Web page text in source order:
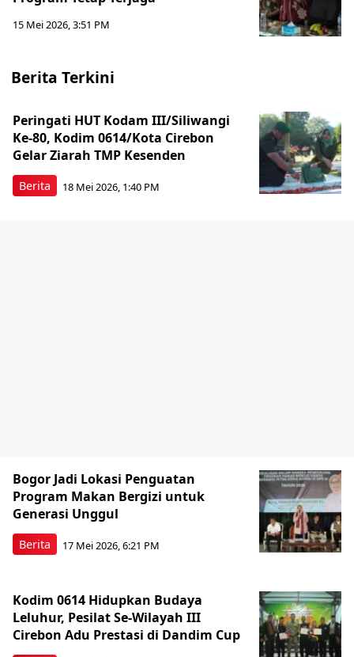
15 Mei 2026, 3:51 PM
Berita Terkini
Berita
Peringati HUT Kodam III/Siliwangi
Ke-80, Kodim 0614/Kota Cirebon
Gelar Ziarah TMP Kesenden
18 Mei 2026, 1:40 PM
Berita
Bogor Jadi Lokasi Penguatan
Program Makan Bergizi untuk
Generasi Unggul
17 Mei 2026, 6:21 PM
Kodim 0614 Hidupkan Budaya
Leluhur, Pesilat Se-Wilayah III
Cirebon Adu Prestasi di Dandim Cup